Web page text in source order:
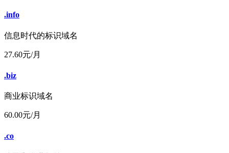
.info
信息时代的标识域名
27.60元/月
.biz
商业标识域名
60.00元/月
.co